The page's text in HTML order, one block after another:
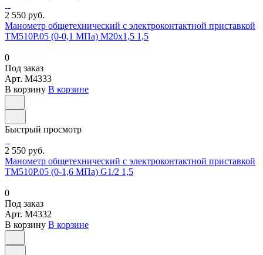
2 550 руб.
Манометр общетехнический с электроконтактной приставкой
ТМ510Р.05 (0-0,1 МПа) М20х1,5 1,5
0
Под заказ
Арт. M4333
В корзину В корзине
Быстрый просмотр
2 550 руб.
Манометр общетехнический с электроконтактной приставкой
ТМ510Р.05 (0-1,6 МПа) G1/2 1,5
0
Под заказ
Арт. M4332
В корзину В корзине